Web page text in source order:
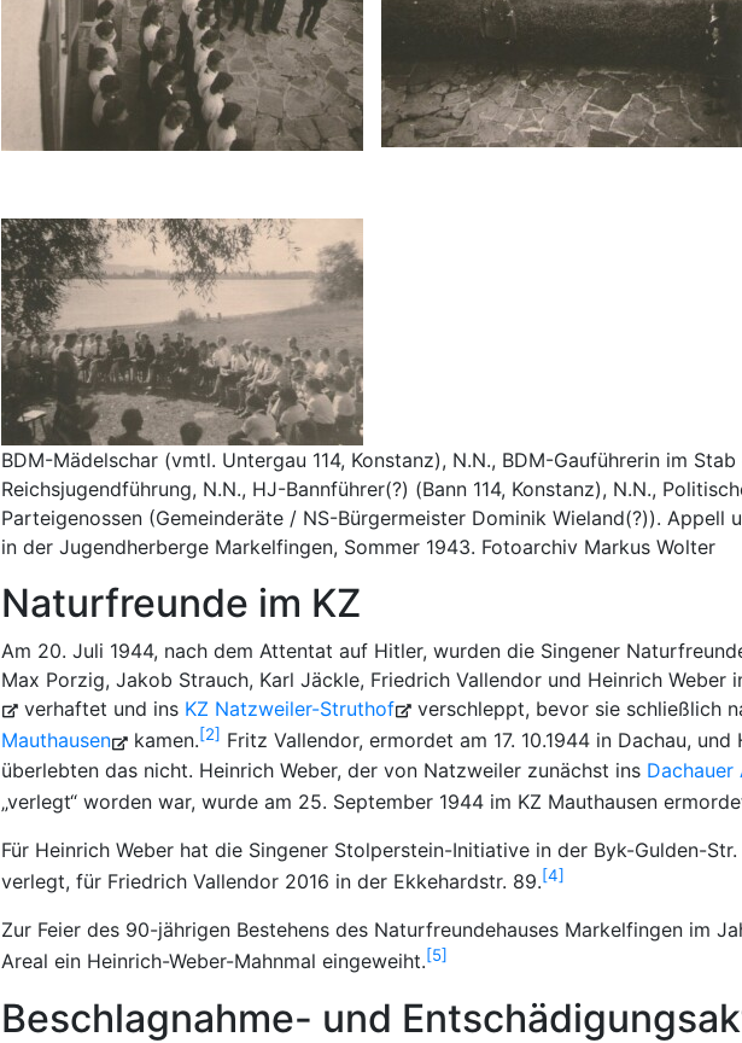
BDM-Mädelschar (vmtl. Untergau 114, Konstanz), N.N., BDM-Gauführerin im Stab
Reichsjugendführung, N.N., HJ-Bannführer(?) (Bann 114, Konstanz), N.N.,
Parteigenossen (Gemeinderäte / NS-Bürgermeister Dominik Wieland(?)). Appell
in der Jugendherberge Markelfingen, Sommer 1943. Fotoarchiv Markus Wolter
Naturfreunde im KZ
Am 20. Juli 1944, nach dem Attentat auf Hitler, wurden die Singener
Max Porzig, Jakob Strauch, Karl Jäckle, Friedrich Vallendor und Heinrich Weber
verhaftet und ins KZ Natzweiler-Struthof verschleppt, bevor sie schließlich
Mauthausen
kamen. 2
Fritz Vallendor, ermordet am 17. 10.1944 in Dachau, und
überlebten das nicht. Heinrich Weber, der von Natzweiler zunächst ins Dachauer
„verlegt“ worden war, wurde am 25. September 1944 im KZ Mauthausen
Für Heinrich Weber hat die Singener Stolperstein-Initiative in der Byk-Gulden-Str.
verlegt, für Friedrich Vallendor 2016 in der Ekkehardstr. 89. 4
Zur Feier des 90-jährigen Bestehens des Naturfreundehauses Markelfingen im
Areal ein Heinrich-Weber-Mahnmal eingeweiht. 5
Beschlagnahme- und